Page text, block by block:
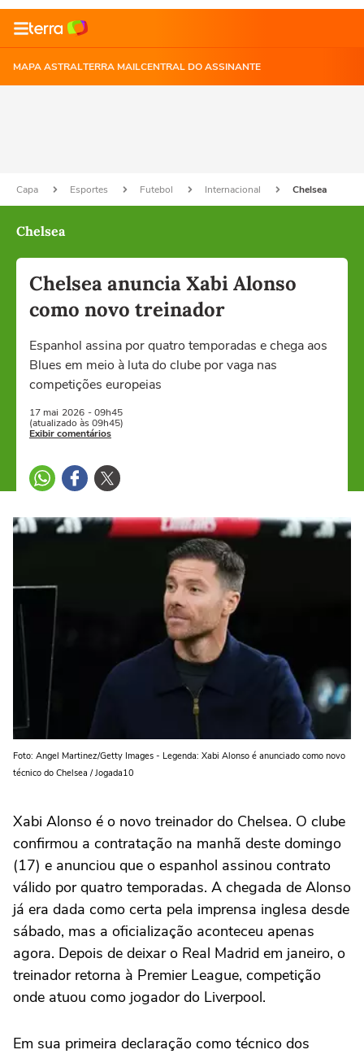
MAPA ASTRALTERRA MAILCENTRAL DO ASSINANTE
Capa Esportes Futebol Internacional Chelsea
Chelsea
Chelsea anuncia Xabi Alonso
como novo treinador
Espanhol assina por quatro temporadas e chega aos
Blues em meio à luta do clube por vaga nas
competições europeias
17 mai 2026 - 09h45
(atualizado às 09h45)
Exibir comentários
Foto: Angel Martinez/Getty Images - Legenda: Xabi Alonso é anunciado como novo
técnico do Chelsea / Jogada10
Xabi Alonso é o novo treinador do Chelsea. O clube
confirmou a contratação na manhã deste domingo
(17) e anunciou que o espanhol assinou contrato
válido por quatro temporadas. A chegada de Alonso
já era dada como certa pela imprensa inglesa desde
sábado, mas a oficialização aconteceu apenas
agora. Depois de deixar o Real Madrid em janeiro, o
treinador retorna à Premier League, competição
onde atuou como jogador do Liverpool.
Em sua primeira declaração como técnico dos